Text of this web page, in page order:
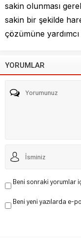
sakin olunması
sakin bir şekilde
çözümüne
YORUMLAR
Beni sonraki yorumlar
Beni yeni yazılarda e-